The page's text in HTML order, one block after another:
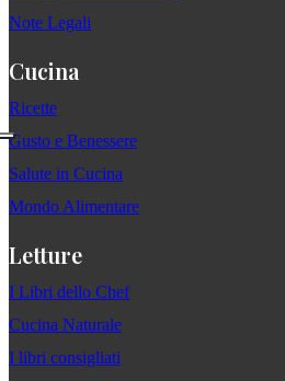
Note Legali
Cucina
Ricette
Gusto e Benessere
Salute in Cucina
Mondo Alimentare
Letture
I Libri dello Chef
Cucina Naturale
I libri consigliati